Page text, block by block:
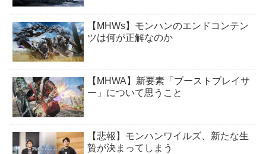
【MHWs】モンハンのエンドコンテン
ツは何が正解なのか
【MHWA】新要素「ブーストブレイサ
ー」について思うこと
【悲報】モンハンワイルズ、新たな生
贄が決まってしまう